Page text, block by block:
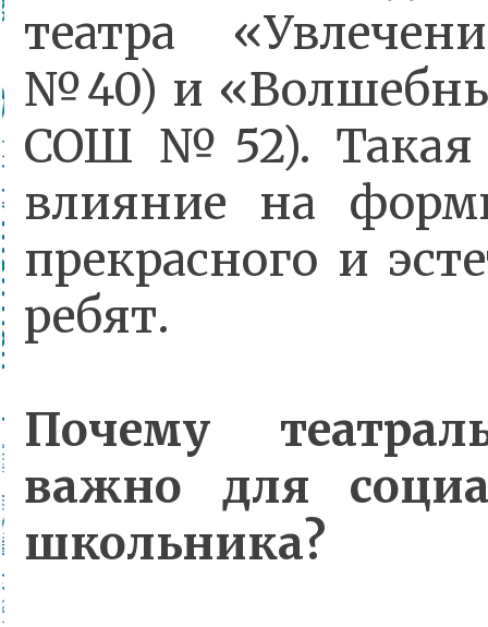
театра
№40) и
СОШ №52). Такая
влияние на
прекрасного и
ребят.
Почему
важно для
школьника?